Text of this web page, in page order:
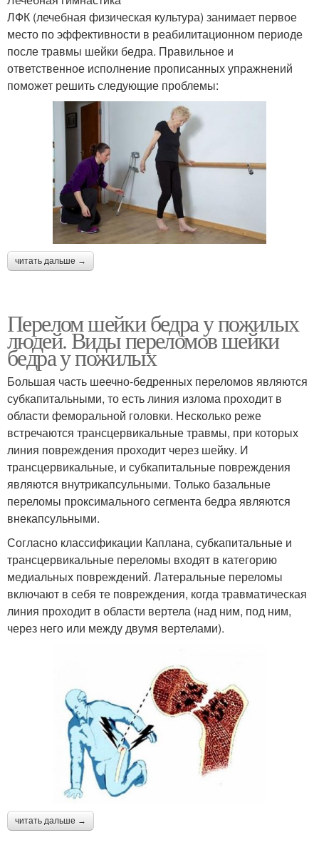
ЛФК (лечебная физическая культура) занимает первое
место по эффективности в реабилитационном периоде
после травмы шейки бедра. Правильное и
ответственное исполнение прописанных упражнений
поможет решить следующие проблемы:
читать дальше →
Перелом шейки бедра у пожилых
людей. Виды переломов шейки
бедра у пожилых
Большая часть шеечно-бедренных переломов являются
субкапитальными, то есть линия излома проходит в
области феморальной головки. Несколько реже
встречаются трансцервикальные травмы, при которых
линия повреждения проходит через шейку. И
трансцервикальные, и субкапитальные повреждения
являются внутрикапсульными. Только базальные
переломы проксимального сегмента бедра являются
внекапсульными.
Согласно классификации Каплана, субкапитальные и
трансцервикальные переломы входят в категорию
медиальных повреждений. Латеральные переломы
включают в себя те повреждения, когда травматическая
линия проходит в области вертела (над ним, под ним,
через него или между двумя вертелами).
читать дальше →